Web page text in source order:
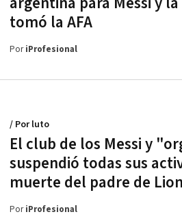
tomó la AFA
PoriProfesional
El club de los Messi y
suspendió todas sus
muerte del padre de
/ Por luto
PoriProfesional